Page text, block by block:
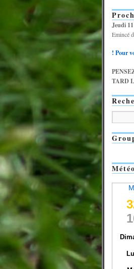
Jeudi
Emincé
! Pour
TARD
Météo